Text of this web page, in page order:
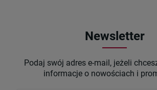
Newsletter
Podaj swój adres e-mail, jeżeli
informacje o nowościach i